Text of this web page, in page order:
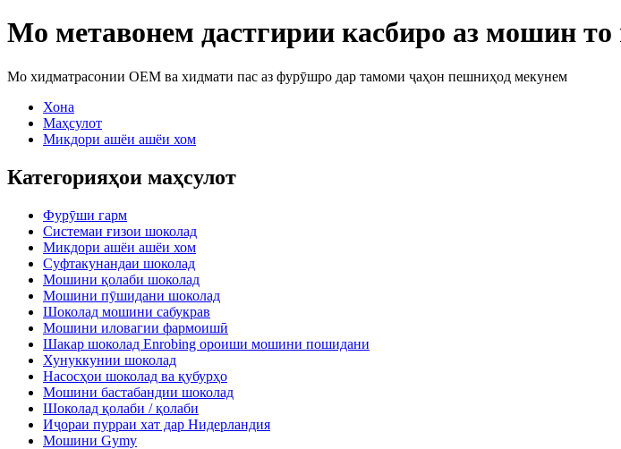
Мо метавонем дастгирии касбиро аз мошин
Мо хидматрасонии OEM ва хидмати пас аз фурӯшро дар тамоми ҷаҳон пешниҳод мекунем
Хона
Маҳсулот
Микдори ашёи ашёи хом
Категорияҳои маҳсулот
Фурӯши гарм
Системаи ғизои шоколад
Микдори ашёи ашёи хом
Суфтакунандаи шоколад
Мошини қолаби шоколад
Мошини пӯшидани шоколад
Шоколад мошини сабукрав
Мошини иловагии фармоишӣ
Шакар шоколад Enrobing ороиши мошини пошидани
Хунуккунии шоколад
Насосҳои шоколад ва қубурҳо
Мошини бастабандии шоколад
Шоколад қолаби / қолаби
Иҷораи пурраи хат дар Нидерландия
Мошини Gymy